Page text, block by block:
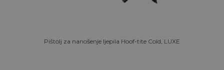
Pištolj za nanošenje ljepila Hoof-tite Cold, LUXE